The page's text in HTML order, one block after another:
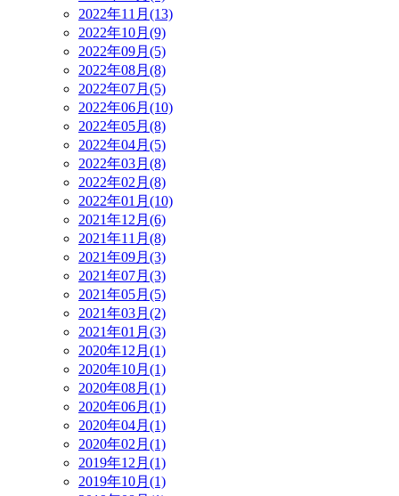
2022年11月(13)
2022年10月(9)
2022年09月(5)
2022年08月(8)
2022年07月(5)
2022年06月(10)
2022年05月(8)
2022年04月(5)
2022年03月(8)
2022年02月(8)
2022年01月(10)
2021年12月(6)
2021年11月(8)
2021年09月(3)
2021年07月(3)
2021年05月(5)
2021年03月(2)
2021年01月(3)
2020年12月(1)
2020年10月(1)
2020年08月(1)
2020年06月(1)
2020年04月(1)
2020年02月(1)
2019年12月(1)
2019年10月(1)